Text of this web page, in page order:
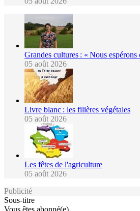
Grandes cultures : « Nous
05 août 2026
Livre blanc : les filières végétales
05 août 2026
Les fêtes de l'agriculture
05 août 2026
Publicité
Sous-titre
Vous êtes abonné(e)